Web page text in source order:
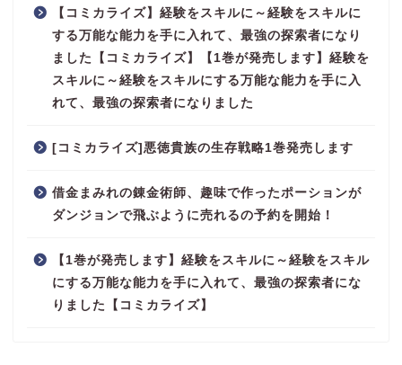
【コミカライズ】経験をスキルに～経験をスキルに
する万能な能力を手に入れて、最強の探索者になり
ました【コミカライズ】【1巻が発売します】経験を
スキルに～経験をスキルにする万能な能力を手に入
れて、最強の探索者になりました
[コミカライズ]悪徳貴族の生存戦略1巻発売します
借金まみれの錬金術師、趣味で作ったポーションが
ダンジョンで飛ぶように売れるの予約を開始！
【1巻が発売します】経験をスキルに～経験をスキル
にする万能な能力を手に入れて、最強の探索者にな
りました【コミカライズ】